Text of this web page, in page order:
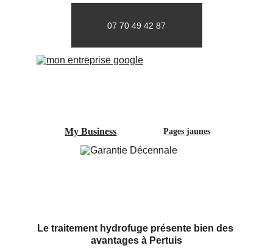
07 70 49 42 87
My Business Pages jaunes
Le traitement hydrofuge présente bien des
avantages à Pertuis